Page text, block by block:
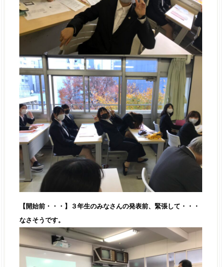
【開始前・・・】３年生のみなさんの発表前、緊張して・・・
なさそうです。